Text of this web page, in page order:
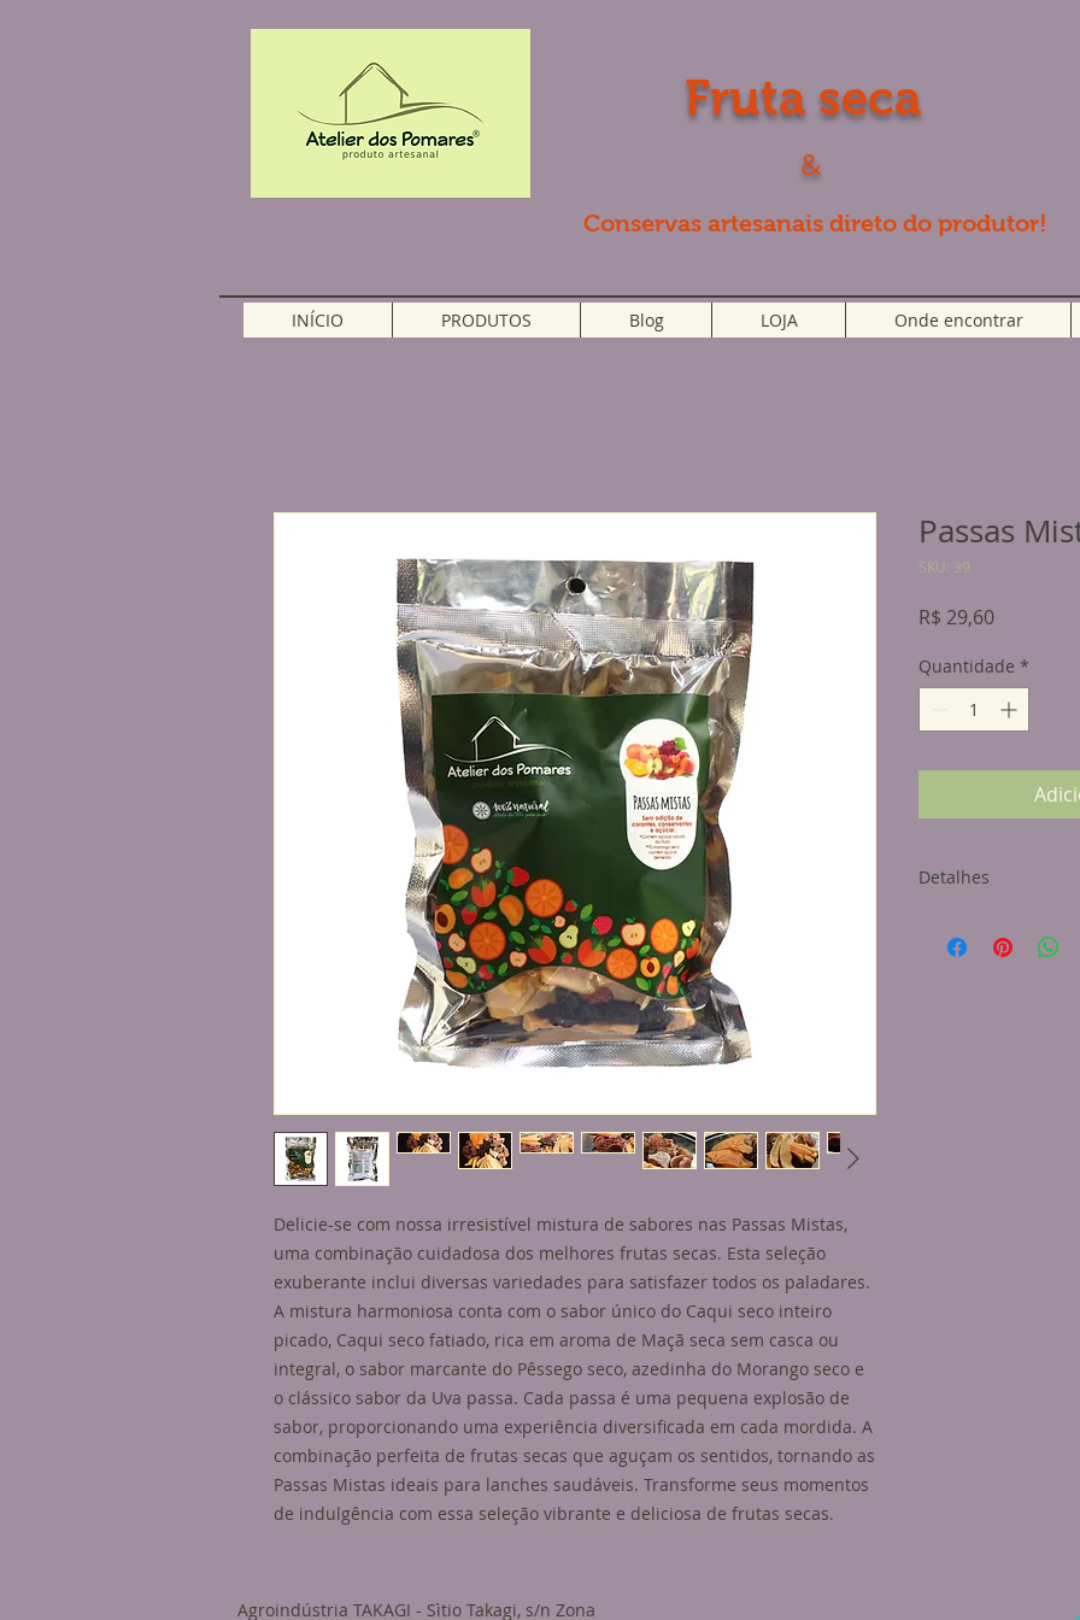
Fruta seca
&
Conservas artesanais direto do produtor!
INÍCIO PRODUTOS Blog LOJA Onde encontrar
Delicie-se com nossa irresistível mistura de sabores nas Passas Mistas,
uma combinação cuidadosa dos melhores frutas secas. Esta seleção
exuberante inclui diversas variedades para satisfazer todos os paladares.
A mistura harmoniosa conta com o sabor único do Caqui seco inteiro
picado, Caqui seco fatiado, rica em aroma de Maçã seca sem casca ou
integral, o sabor marcante do Pêssego seco, azedinha do Morango seco e
o clássico sabor da Uva passa. Cada passa é uma pequena explosão de
sabor, proporcionando uma experiência diversificada em cada mordida. A
combinação perfeita de frutas secas que aguçam os sentidos, tornando as
Passas Mistas ideais para lanches saudáveis. Transforme seus momentos
de indulgência com essa seleção vibrante e deliciosa de frutas secas.
Passas
SKU: 39
R$ 29,60Preço
Quantidade *
Detalhes
Ingredientes:
Agroindústria TAKAGI - Sìtio Takagi, s/n Zona